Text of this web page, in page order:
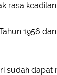
rasa keadilan.
1956
sudah